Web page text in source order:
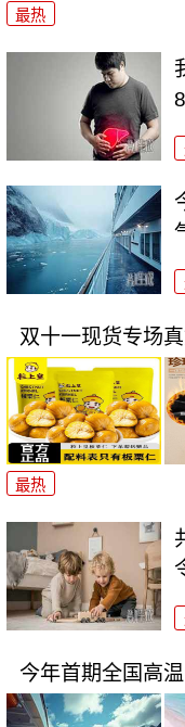
最热
双十一现货专场
最热
今年首期全国高